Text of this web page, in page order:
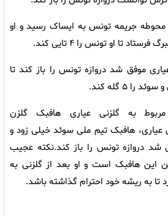
در محوطه جریمه تونس به ایساک رسید و او
تا او تونس را ۴ تایی کند.
عیاری موفق شد دروازه تونس را باز کند تا
به گلزنی عیاری هافبک گلزن
هافبک تیم ملی سوئد خیلی زود و
دروازه تونس را باز کند.نکته عجیب
این هافبک است و او بعد از گلزنی به
تا به ریشه خود احترام گذاشته باشد.